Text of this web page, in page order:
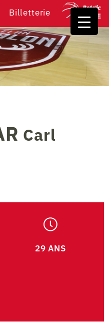
Billetterie
Carl
29 ANS